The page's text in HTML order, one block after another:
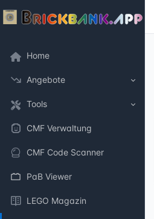
Home
Angebote
Tools
CMF Verwaltung
CMF Code Scanner
PaB Viewer
LEGO Magazin